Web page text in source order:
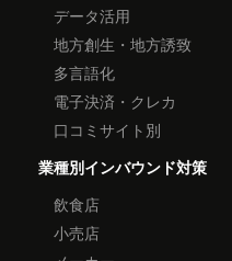
データ活用
地方創生・地方誘致
多言語化
電子決済・クレカ
口コミサイト別
業種別インバウンド対策
飲食店
小売店